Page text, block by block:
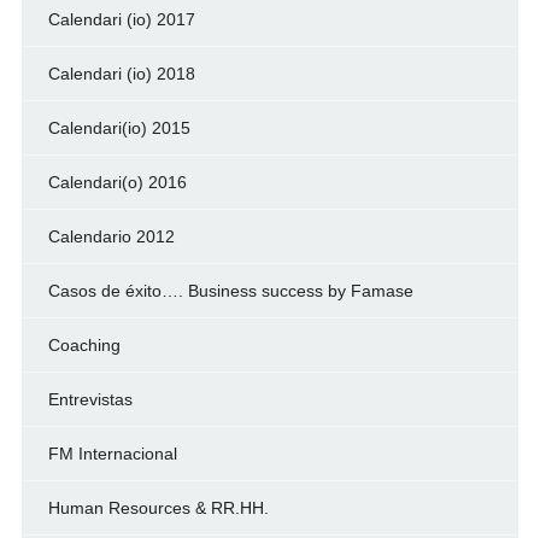
Calendari (io) 2017
Calendari (io) 2018
Calendari(io) 2015
Calendari(o) 2016
Calendario 2012
Casos de éxito…. Business success by Famase
Coaching
Entrevistas
FM Internacional
Human Resources & RR.HH.